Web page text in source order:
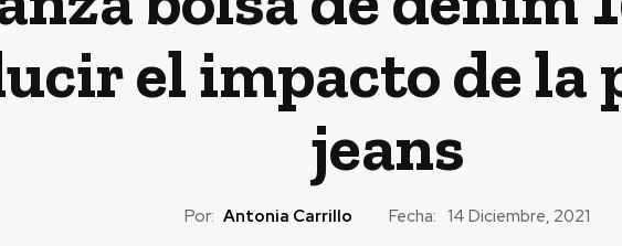
el impacto de la
jeans
Por: Antonia Carrillo Fecha: 14 Diciembre, 2021